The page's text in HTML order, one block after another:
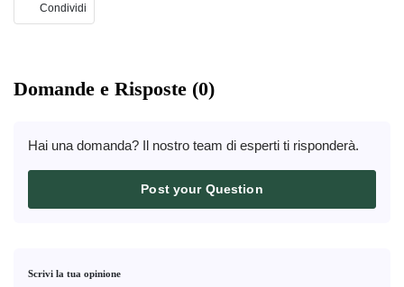
Condividi
Domande e Risposte (0)
Hai una domanda? Il nostro team di esperti ti risponderà.
Post your Question
Scrivi la tua opinione